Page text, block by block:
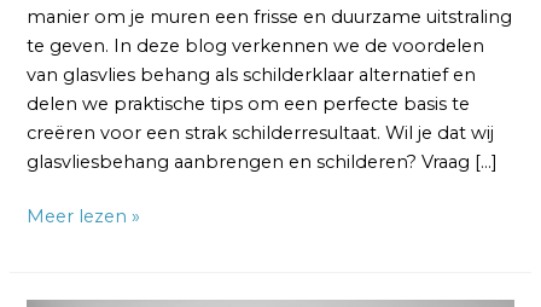
manier om je muren een frisse en duurzame uitstraling
te geven. In deze blog verkennen we de voordelen
van glasvlies behang als schilderklaar alternatief en
delen we praktische tips om een perfecte basis te
creëren voor een strak schilderresultaat. Wil je dat wij
glasvliesbehang aanbrengen en schilderen? Vraag […]
Meer lezen »